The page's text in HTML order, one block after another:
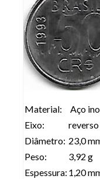
Material:
Eixo:
Diâmetro:
Peso:
Espessura:
Aço
23,0
3,92 g
1,20